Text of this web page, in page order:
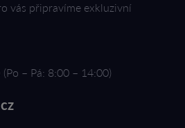
vás připravíme exkluzivní
(Po – Pá: 8:00 – 14:00)